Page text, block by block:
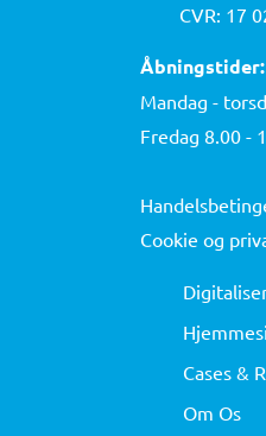
CVR: 17
Åbningstider:
Mandag -
Fredag 8.00 -
Cookie og
Cases &
Om Os